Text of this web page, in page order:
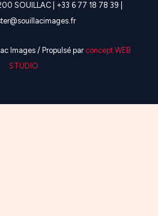
SOUILLAC | +33 6 77 18 78 39 |
Images / Propulsé par concept WEB
STUDIO